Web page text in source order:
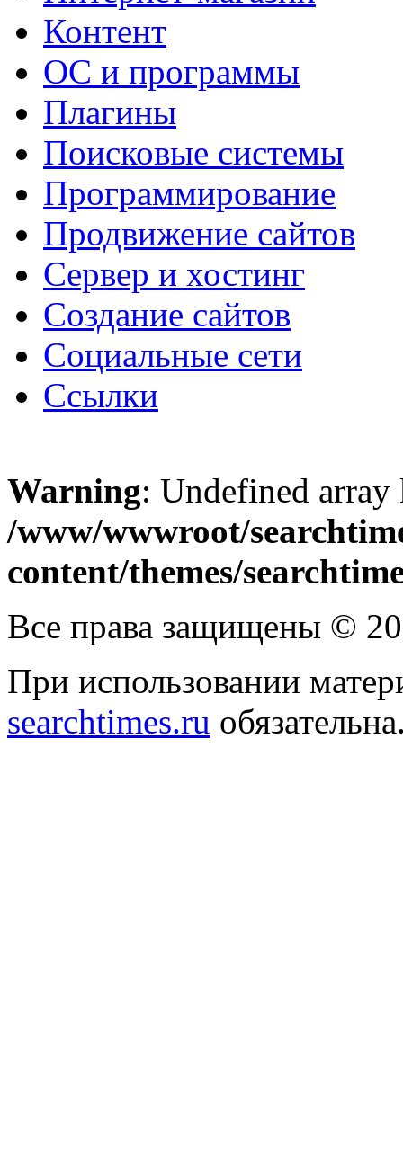
Контент
ОС и программы
Плагины
Поисковые системы
Программирование
Продвижение сайтов
Сервер и хостинг
Создание сайтов
Социальные сети
Ссылки
Warning: Undefined
/www/wwwroot/
content/themes/
Все права защищены ©
При использовании
searchtimes.ru